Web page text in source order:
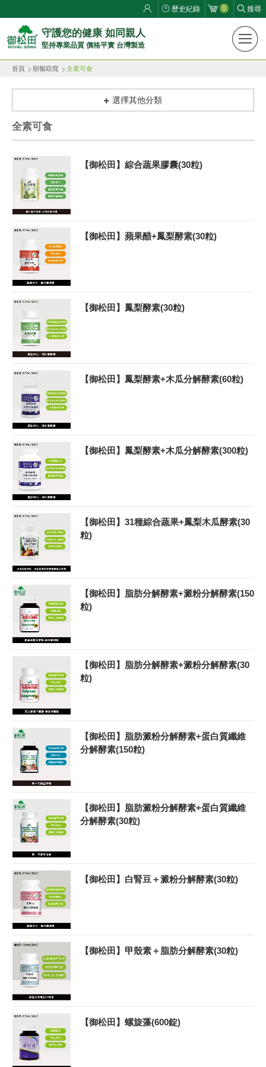
御
松
健
康
生
活
館
ROYAL
SONG
守護您的健康 如同親人
堅持專業品質 價格平實 台灣製造
歷史紀錄 0 搜尋
首頁 順暢窈窕 全素可食
選擇其他分類
全素可食
【御松田】綜合蔬果膠囊(30粒)
【御松田】蘋果醋+鳳梨酵素(30粒)
【御松田】鳳梨酵素(30粒)
【御松田】鳳梨酵素+木瓜分解酵素(60粒)
【御松田】鳳梨酵素+木瓜分解酵素(300粒)
【御松田】31種綜合蔬果+鳳梨木瓜酵素(30
粒)
【御松田】脂肪分解酵素+澱粉分解酵素(150
粒)
【御松田】脂肪分解酵素+澱粉分解酵素(30
粒)
【御松田】脂肪澱粉分解酵素+蛋白質纖維
分解酵素(150粒)
【御松田】脂肪澱粉分解酵素+蛋白質纖維
分解酵素(30粒)
【御松田】白腎豆＋澱粉分解酵素(30粒)
【御松田】甲殼素＋脂肪分解酵素(30粒)
【御松田】螺旋藻(600錠)